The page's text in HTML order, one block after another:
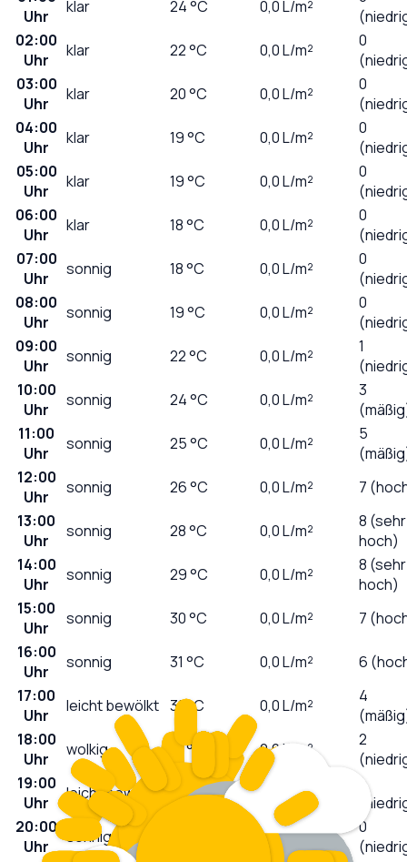
Uhr
klar 24°C 0,0L/m²
02:00
Uhr
klar 22°C 0,0L/m²
0
03:00
Uhr
klar 20°C 0,0L/m²
0
04:00
Uhr
klar 19°C 0,0L/m²
0
05:00
Uhr
klar 19°C 0,0L/m²
0
06:00
Uhr
klar 18°C 0,0L/m²
0
07:00
Uhr
sonnig 18°C 0,0L/m²
0
08:00
Uhr
sonnig 19°C 0,0L/m²
0
09:00
Uhr
sonnig 22°C 0,0L/m²
1
10:00
Uhr
sonnig 24°C 0,0L/m²
3
11:00
Uhr
sonnig 25°C 0,0L/m²
5
12:00
Uhr
sonnig 26°C 0,0L/m²
7
13:00
Uhr
sonnig 28°C 0,0L/m²
8 (sehr
hoch)
14:00
Uhr
sonnig 29°C 0,0L/m²
8 (sehr
hoch)
15:00
Uhr
sonnig 30°C 0,0L/m²
7
16:00
Uhr
sonnig 31 °C 0,0L/m²
6
17:00
Uhr
leicht bewölkt 31°C 0,0L/m²
4
18:00
Uhr
wolkig °C 0,0L/m²
2
19:00
Uhr
leicht bewölkt °C 0,0 L/m²
1
20:00
Uhr
sonnig 0,0L/m²
0